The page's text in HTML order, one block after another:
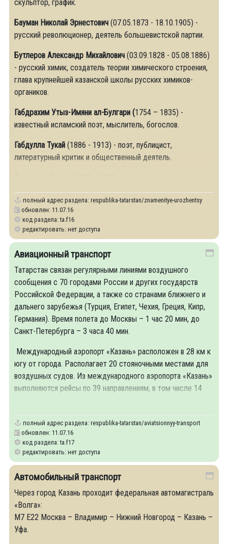
скульптор, график.
Бауман Николай Эрнестович (07.05.1873 - 18.10.1905) -
русский революционер, деятель большевистской партии.
Бутлеров Александр Михайлович (03.09.1828 - 05.08.1886)
- русский химик, создатель теории химического строения,
глава крупнейшей казанской школы русских химиков-
органиков.
Габдрахим Утыз-Имяни ал-Булгари (1754 – 1835) -
известный исламский поэт, мыслитель, богослов.
Габдулла Тукай (1886 - 1913) - поэт, публицист,
литературный критик и общественный деятель.
полный адрес раздела: respublika-tatarstan/znamenitye-urozhentsy
обновлен: 11.07.16
код раздела: ta.f16
редактировать: нет доступа
Авиационный транспорт
Татарстан связан регулярными линиями воздушного
сообщения с 70 городами России и других государств
Российской Федерации, а также со странами ближнего и
дальнего зарубежья (Турция, Египет, Чехия, Греция, Кипр,
Германия). Время полета до Москвы – 1 час 20 мин, до
Санкт-Петербурга – 3 часа 40 мин.
Международный аэропорт «Казань» расположен в 28 км к
югу от города. Располагает 20 стояночными местами для
воздушных судов. Из международного аэропорта «Казань»
выполняются рейсы по 39 направлениям, в том числе 14
полный адрес раздела: respublika-tatarstan/aviatsionnyy-transport
обновлен: 11.07.16
код раздела: ta.f17
редактировать: нет доступа
Автомобильный транспорт
Через город Казань проходит федеральная автомагистраль
«Волга»:
M7 E22 Москва – Владимир – Нижний Новгород – Казань –
Уфа.